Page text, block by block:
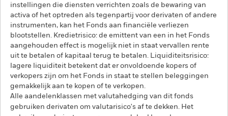
instellingen die diensten verrichten zoals de bewaring van
activa of het optreden als tegenpartij voor derivaten of andere
instrumenten, kan het Fonds aan financiële verliezen
blootstellen. Kredietrisico: de emittent van een in het Fonds
aangehouden effect is mogelijk niet in staat vervallen rente
uit te betalen of kapitaal terug te betalen. Liquiditeitsrisico:
lagere liquiditeit betekent dat er onvoldoende kopers of
verkopers zijn om het Fonds in staat te stellen beleggingen
gemakkelijk aan te kopen of te verkopen.
Alle aandelenklassen met valutahedging van dit fonds
gebruiken derivaten om valutarisico's af te dekken. Het